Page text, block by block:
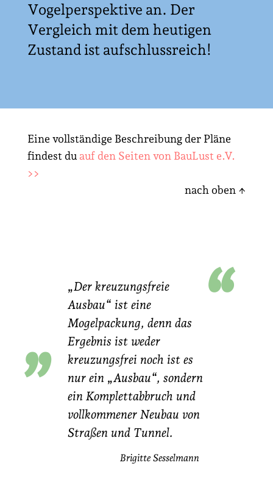
Vogelperspektive an. Der
Vergleich mit dem heutigen
Zustand ist aufschlussreich!
Eine vollständige Beschreibung der Pläne
findest du auf den Seiten von BauLust e.V.
>>
nach oben ↑
„
„Der kreuzungsfreie
Ausbau“ ist eine
Mogelpackung, denn das
Ergebnis ist weder
kreuzungsfrei noch ist es
nur ein „Ausbau“, sondern
ein Komplettabbruch und
vollkommener Neubau von
Straßen und Tunnel.
Brigitte Sesselmann
“